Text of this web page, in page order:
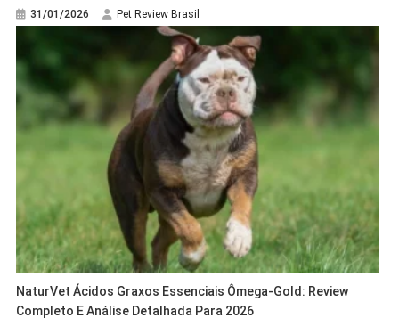
31/01/2026 Pet Review Brasil
NaturVet Ácidos Graxos Essenciais Ômega-Gold: Review
Completo E Análise Detalhada Para 2026